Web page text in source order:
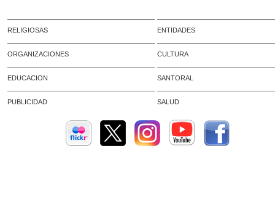
RELIGIOSAS ENTIDADES
ORGANIZACIONES CULTURA
EDUCACION SANTORAL
PUBLICIDAD SALUD